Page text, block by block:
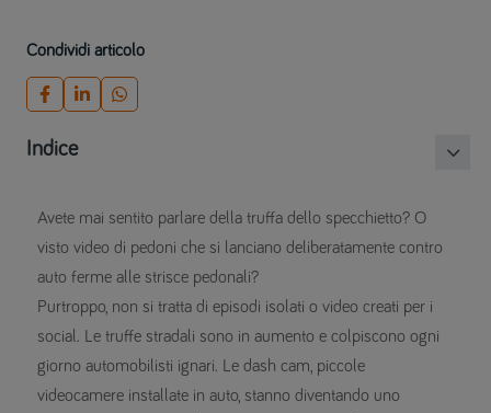
Condividi articolo
Indice
Avete mai sentito parlare della truffa dello specchietto? O
visto video di pedoni che si lanciano deliberatamente contro
auto ferme alle strisce pedonali?
Purtroppo, non si tratta di episodi isolati o video creati per i
social. Le truffe stradali sono in aumento e colpiscono ogni
giorno automobilisti ignari. Le dash cam, piccole
videocamere installate in auto, stanno diventando uno